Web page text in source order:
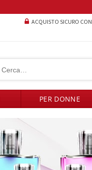
ACQUISTO SICURO CON
PER DONNE